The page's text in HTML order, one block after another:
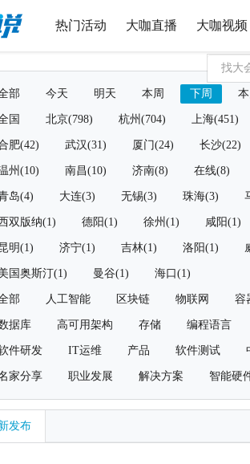
热门活动 大咖直播 大咖视频
部 今天 明天 本周 下周
国 北京(798) 杭州(704) 上海(451)
肥(42) 武汉(31) 厦门(24) 长沙(22)
州(10) 南昌(10) 济南(8) 在线(8)
岛(4) 大连(3) 无锡(3) 珠海(3)
双版纳(1) 德阳(1) 徐州(1) 咸阳(1)
明(1) 济宁(1) 吉林(1) 洛阳(1)
国奥斯汀(1) 曼谷(1) 海口(1)
部 人工智能 区块链 物联网 容
据库 高可用架构 存储 编程语言
件研发 IT运维 产品 软件测试
家分享 职业发展 解决方案 智能硬
发布